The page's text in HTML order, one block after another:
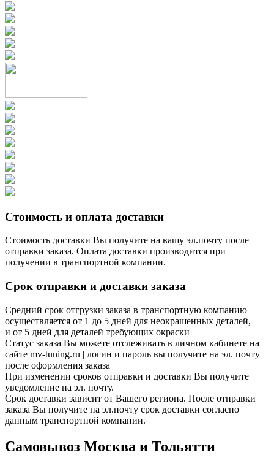
Стоимость и оплата доставки
Стоимость доставки Вы получите на вашу эл.почту после
отправки заказа. Оплата доставки производится при
получении в транспортной компании.
Срок отправки и доставки заказа
Средний срок отгрузки заказа в транспортную компанию
осуществляется от 1 до 5 дней для неокрашенных деталей,
и от 5 дней для деталей требующих окраски
Статус заказа Вы можете отслеживать в личном кабинете на
сайте mv-tuning.ru | логин и пароль вы получите на эл. почту
после оформления заказа
При изменении сроков отправки и доставки Вы получите
уведомление на эл. почту.
Срок доставки зависит от Вашего региона. После отправки
заказа Вы получите на эл.почту срок доставки согласно
данным транспортной компании.
Самовывоз Москва и Тольятти